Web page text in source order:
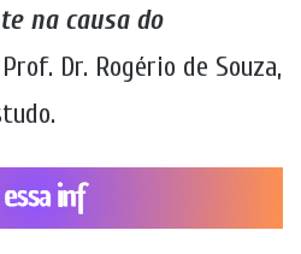
na causa do
Dr. Rogério de Souza,